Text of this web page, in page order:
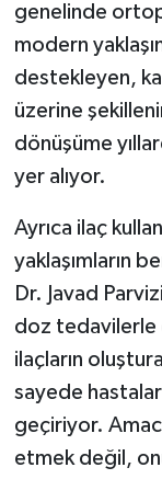
genelinde
modern
destekleyen,
üzerine
dönüşüme
yer alıyor.
Ayrıca ilaç
yaklaşımların
Dr. Javad
doz tedavilerle
ilaçların
sayede
geçiriyor.
etmek değil,